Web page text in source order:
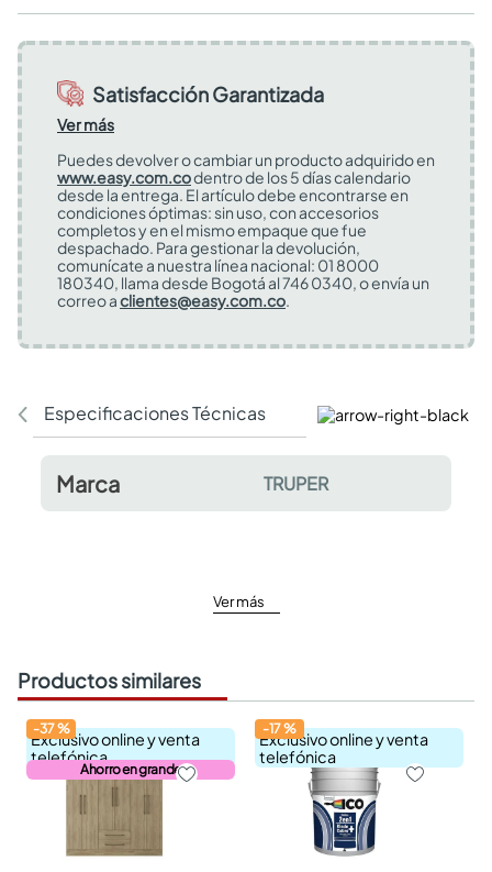
Satisfacción Garantizada
Ver más
Puedes devolver o cambiar un producto adquirido en
www.easy.com.codentro de los 5 días calendario
desde la entrega. El artículo debe encontrarse en
condiciones óptimas: sin uso, con accesorios
completos y en el mismo empaque que fue
despachado. Para gestionar la devolución,
comunícate a nuestra línea nacional: 01 8000
180340, llama desde Bogotá al 746 0340, o envía un
correo aclientes@easy.com.co.
Especificaciones Técnicas Comentarios y
Marca TRUPER
Ver más
Productos similares
Exclusivo online y venta
telefónica
Ahorro en grande
-37%
Exclusivo online y venta
telefónica
-17%